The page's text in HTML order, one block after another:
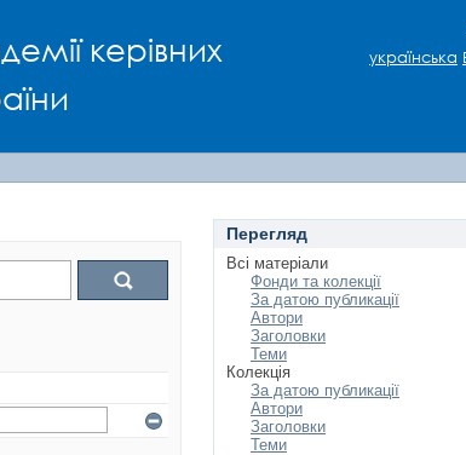
керівних
українська
Перегляд
Всі матеріали
Фонди та колекції
За датою публикації
Автори
Заголовки
Теми
Колекція
За датою публикації
Автори
Заголовки
Теми